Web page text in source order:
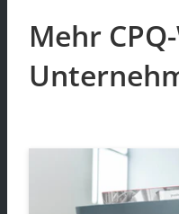
Mehr